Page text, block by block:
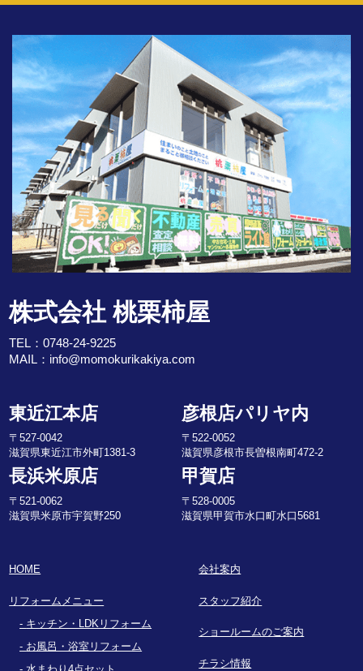
株式会社 桃栗柿屋
TEL：0748-24-9225
MAIL： info@momokurikakiya.com
東近江本店
〒527-0042
滋賀県東近江市外町1381-3
彦根店パリヤ内
〒522-0052
滋賀県彦根市長曽根南町472-2
長浜米原店
〒521-0062
滋賀県米原市宇賀野250
甲賀店
〒528-0005
滋賀県甲賀市水口町水口5681
HOME
リフォームメニュー
キッチン・LDKリフォーム
お風呂・浴室リフォーム
会社案内
スタッフ紹介
ショールームのご案内
チラシ情報